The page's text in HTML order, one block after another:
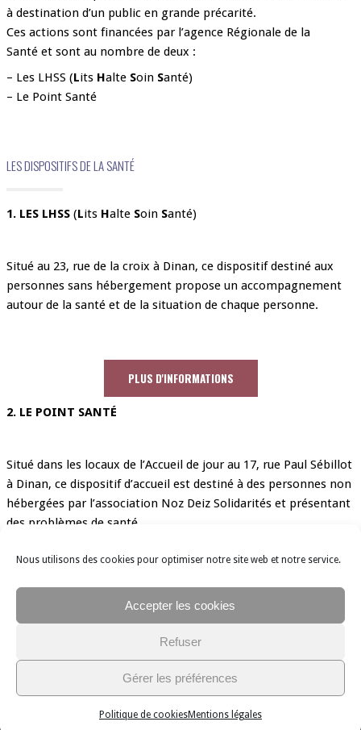
Nous utilisons des cookies pour optimiser notre site web et notre service.
Accepter les cookies
Refuser
Gérer les préférences
Politique de cookiesMentions légales
à destination d’un public en grande précarité.
Ces actions sont financées par l’agence Régionale de la
Santé et sont au nombre de deux :
– Les LHSS (Lits Halte Soin Santé)
– Le Point Santé
LES DISPOSITIFS DE LA SANTÉ
1. LES LHSS (Lits Halte Soin Santé)
Situé au 23, rue de la croix à Dinan, ce dispositif destiné aux
personnes sans hébergement propose un accompagnement
autour de la santé et de la situation de chaque personne.
PLUS D'INFORMATIONS
2. LE POINT SANTÉ
Situé dans les locaux de l’Accueil de jour au 17, rue Paul Sébillot
à Dinan, ce dispositif d’accueil est destiné à des personnes non
hébergées par l’association Noz Deiz Solidarités et présentant
des problèmes de santé.
| Mentions légales | Politique de cookies